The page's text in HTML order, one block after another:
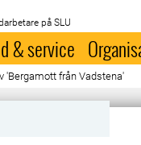
på SLU
& service
'Bergamott från Vadstena'